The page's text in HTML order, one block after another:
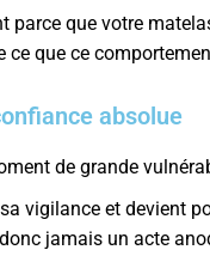
que votre
que ce
absolue
de grande
vigilance et devient
jamais un acte